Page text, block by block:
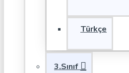
Türkçe
3.Sınıf